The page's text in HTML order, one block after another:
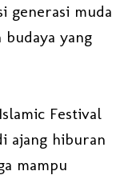
generasi muda
yang
Festival
ajang hiburan
mampu